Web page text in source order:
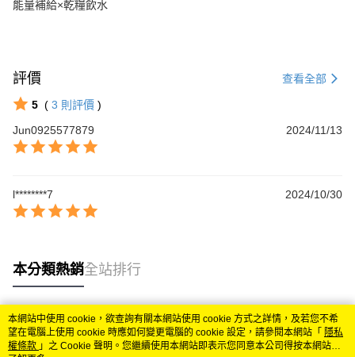
能量補給×乾糧飲水
評價 查看全部
5 ( 3 則評價 )
Jun0925577879
2024/11/13
l********7 2024/10/30
本分類熱銷全站排行
熱門標籤
本網站中使用 cookie，欲查詢有關本網站使用 cookie 方式之詳情，及若您不希
望在電腦上使用 cookie 時應如何變更電腦的 cookie 設定，請參閱本網站「 隱私
權條款 」之 Cookie 聲明。您繼續使用本網站即表示您同意本公司得按本網站使